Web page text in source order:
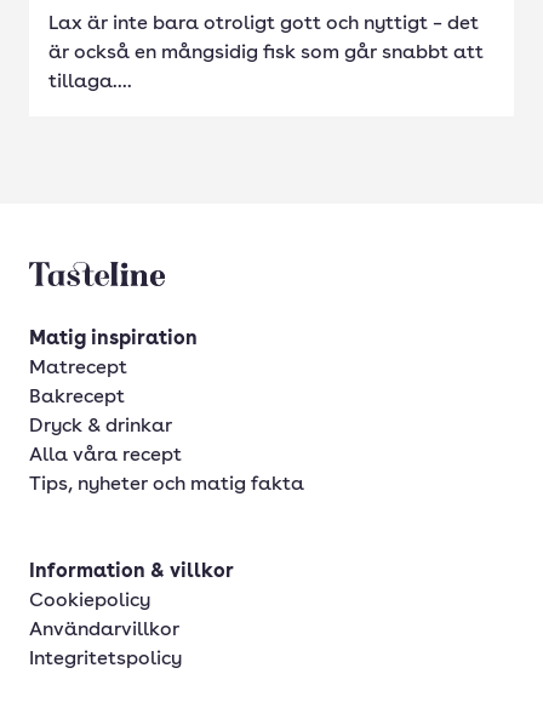
Lax är inte bara otroligt gott och nyttigt – det
är också en mångsidig fisk som går snabbt att
tillaga....
Tasteline startsida
Matig inspiration
Matrecept
Bakrecept
Dryck & drinkar
Alla våra recept
Tips, nyheter och matig fakta
Information & villkor
Cookiepolicy
Användarvillkor
Integritetspolicy